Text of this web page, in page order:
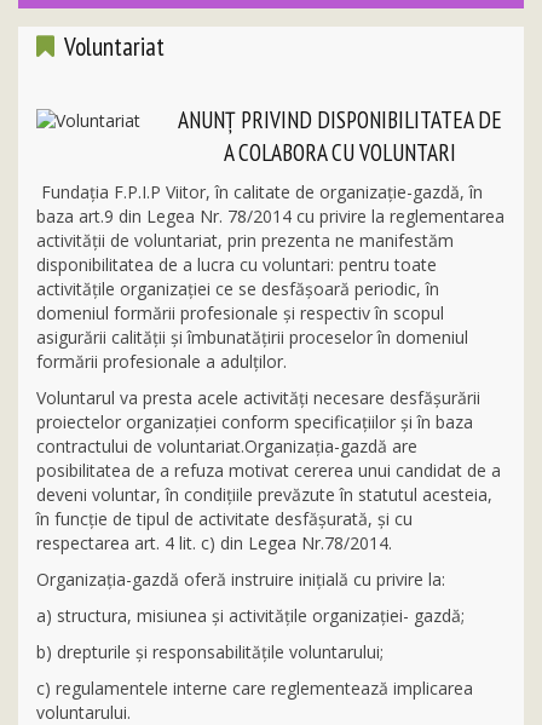
Voluntariat
ANUNŢ PRIVIND DISPONIBILITATEA DE
A COLABORA CU VOLUNTARI
Fundaţia F.P.I.P Viitor, în calitate de organizație-gazdă, în
baza art.9 din Legea Nr. 78/2014 cu privire la reglementarea
activității de voluntariat, prin prezenta ne manifestăm
disponibilitatea de a lucra cu voluntari: pentru toate
activitățile organizației ce se desfășoară periodic, în
domeniul formării profesionale și respectiv în scopul
asigurării calităţii şi îmbunatăţirii proceselor în domeniul
formării profesionale a adulţilor.
Voluntarul va presta acele activități necesare desfășurării
proiectelor organizației conform specificațiilor și în baza
contractului de voluntariat.Organizația-gazdă are
posibilitatea de a refuza motivat cererea unui candidat de a
deveni voluntar, în condițiile prevăzute în statutul acesteia,
în funcție de tipul de activitate desfășurată, şi cu
respectarea art. 4 lit. c) din Legea Nr.78/2014.
Organizația-gazdă oferă instruire inițială cu privire la:
a) structura, misiunea și activitățile organizației- gazdă;
b) drepturile şi responsabilitățile voluntarului;
c) regulamentele interne care reglementează implicarea
voluntarului.